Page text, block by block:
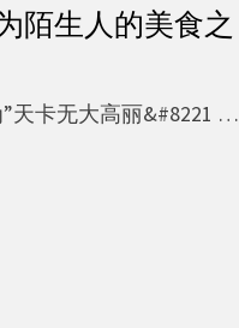
陌生人的美食之
天卡无大高丽&#8221 …